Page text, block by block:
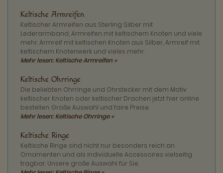
Keltische Armreifen
Keltischer Armreifen aus Sterling Silber mit
Lederarmband, Armreifen mit keltischem Knoten und viele
mehr. Armreif mit keltischen Knoten aus Silber, Armreif mit
keltischem Knotenwerk und vieles mehr.
Mehr lesen: Keltische Armreifen »
Keltische Ohrringe
Die beliebten Ohrringe und Ohrstecker mit dem Motiv
keltischer Knoten oder keltischer Drachen jetzt hier online
bestellen. Große Auswahl und faire Preise.
Mehr lesen: Keltische Ohrringe »
Keltische Ringe
Keltische Ringe sind nicht nur besonders reich an
Ornamenten und als individuelle Accessoires vielseitig
tragbar. Unsere große Auswahl für Sie.